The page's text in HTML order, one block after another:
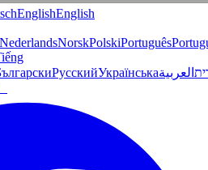
EnglishEnglish
NederlandsNorskPolskiPortuguês
РусскийУкраїнськаالعربية